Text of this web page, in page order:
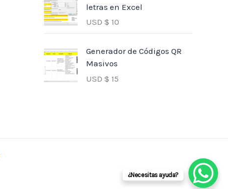
letras en Excel
USD $ 10
Generador de Códigos QR
Masivos
USD $ 15
¿Necesitas ayuda?